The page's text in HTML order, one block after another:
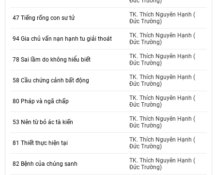
47 Tiếng rống con sư tử
TK. Thích Nguyên Hạnh (
Đức Trường)
94 Gia chủ vấn nạn hạnh tu giải thoát
TK. Thích Nguyên Hạnh (
Đức Trường)
78 Sai lầm do không hiểu biết
TK. Thích Nguyên Hạnh (
Đức Trường)
58 Cầu chứng cảnh bất động
TK. Thích Nguyên Hạnh (
Đức Trường)
80 Pháp và ngã chấp
TK. Thích Nguyên Hạnh (
Đức Trường)
53 Nên từ bỏ ác tà kiến
TK. Thích Nguyên Hạnh (
Đức Trường)
81 Thiết thực hiện tại
TK. Thích Nguyên Hạnh (
Đức Trường)
82 Bệnh của chúng sanh
TK. Thích Nguyên Hạnh (
Đức Trường)